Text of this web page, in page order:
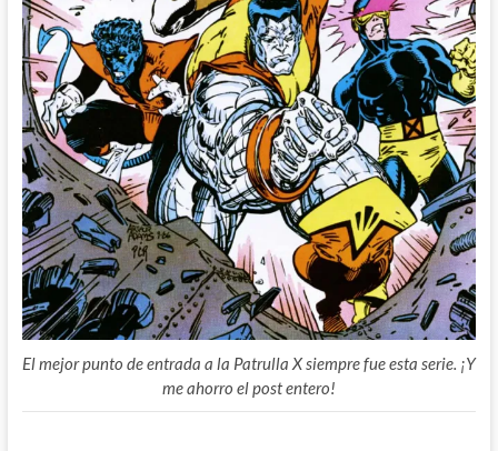
El mejor punto de entrada a la Patrulla X siempre fue esta serie. ¡Y
me ahorro el post entero!